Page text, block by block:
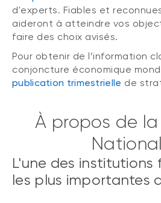
d'experts. Fiables et
aideront à atteindre vos
faire des choix avisés.
Pour obtenir de l’information
conjoncture économique
publication trimestrielle de
À propos de
L'une des institutions
les plus importantes